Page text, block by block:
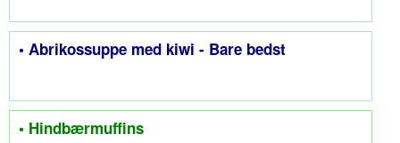
• Abrikossuppe med kiwi - Bare bedst
• Hindbærmuffins